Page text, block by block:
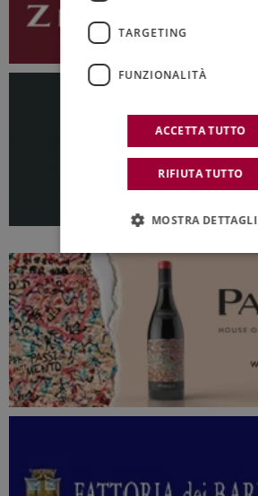
TARGETING
FUNZIONALITÀ
ACCETTA TUTTO
RIFIUTA TUTTO
MOSTRA DETTAGLI